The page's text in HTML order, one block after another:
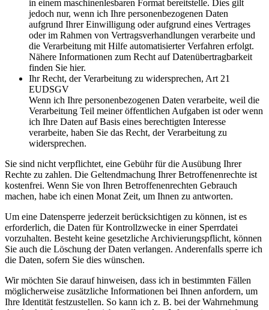
in einem maschinenlesbaren Format bereitstelle. Dies gilt
jedoch nur, wenn ich Ihre personenbezogenen Daten
aufgrund Ihrer Einwilligung oder aufgrund eines Vertrages
oder im Rahmen von Vertragsverhandlungen verarbeite und
die Verarbeitung mit Hilfe automatisierter Verfahren erfolgt.
Nähere Informationen zum Recht auf Datenübertragbarkeit
finden Sie hier.
Ihr Recht, der Verarbeitung zu widersprechen, Art 21
EUDSGV
Wenn ich Ihre personenbezogenen Daten verarbeite, weil die
Verarbeitung Teil meiner öffentlichen Aufgaben ist oder wenn
ich Ihre Daten auf Basis eines berechtigten Interesse
verarbeite, haben Sie das Recht, der Verarbeitung zu
widersprechen.
Sie sind nicht verpflichtet, eine Gebühr für die Ausübung Ihrer
Rechte zu zahlen. Die Geltendmachung Ihrer Betroffenenrechte ist
kostenfrei. Wenn Sie von Ihren Betroffenenrechten Gebrauch
machen, habe ich einen Monat Zeit, um Ihnen zu antworten.
Um eine Datensperre jederzeit berücksichtigen zu können, ist es
erforderlich, die Daten für Kontrollzwecke in einer Sperrdatei
vorzuhalten. Besteht keine gesetzliche Archivierungspflicht, können
Sie auch die Löschung der Daten verlangen. Anderenfalls sperre ich
die Daten, sofern Sie dies wünschen.
Wir möchten Sie darauf hinweisen, dass ich in bestimmten Fällen
möglicherweise zusätzliche Informationen bei Ihnen anfordern, um
Ihre Identität festzustellen. So kann ich z. B. bei der Wahrnehmung